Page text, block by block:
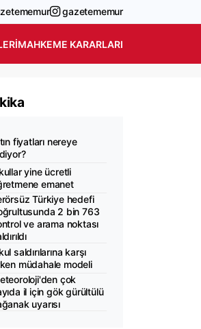
gazetememur
MAHKEME KARARLARI
fiyatları nereye
yine ücretli
emanet
Türkiye hedefi
2 bin 763
ve arama noktası
saldırılarına karşı
müdahale modeli
çok
il için gök gürültülü
uyarısı